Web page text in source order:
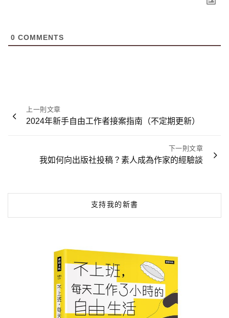
0 COMMENTS
文
章
上一則文章
2024年新手自由工作者接案指南（不定期更新）
下一則文章
我如何向出版社投稿？素人成為作家的經驗談
支持我的新書